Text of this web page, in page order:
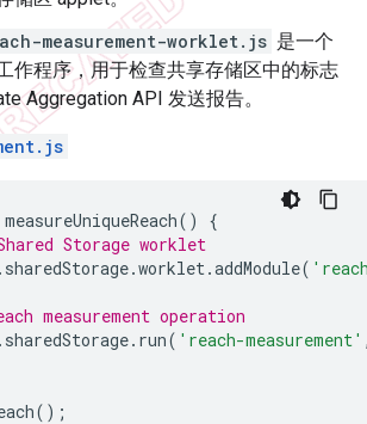
measurement-worklet.js 是一个
作程序，用于检查共享存储区中的标志
Aggregation API 发送报告。
measureUniqueReach()
{
Storage worklet
. sharedStorage.worklet .addModule(
measurement operation
. sharedStorage. run( 'reach-measurement'
();